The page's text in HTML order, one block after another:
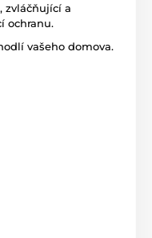
zvláčňující a
ochranu.
vašeho domova.